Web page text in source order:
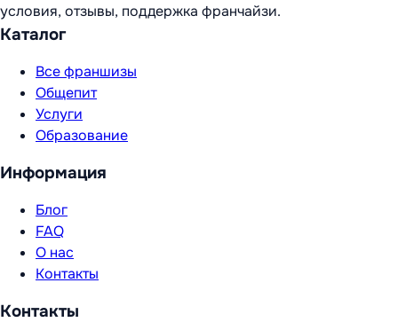
условия, отзывы, поддержка франчайзи.
Каталог
Все франшизы
Общепит
Услуги
Образование
Информация
Блог
FAQ
О нас
Контакты
Контакты